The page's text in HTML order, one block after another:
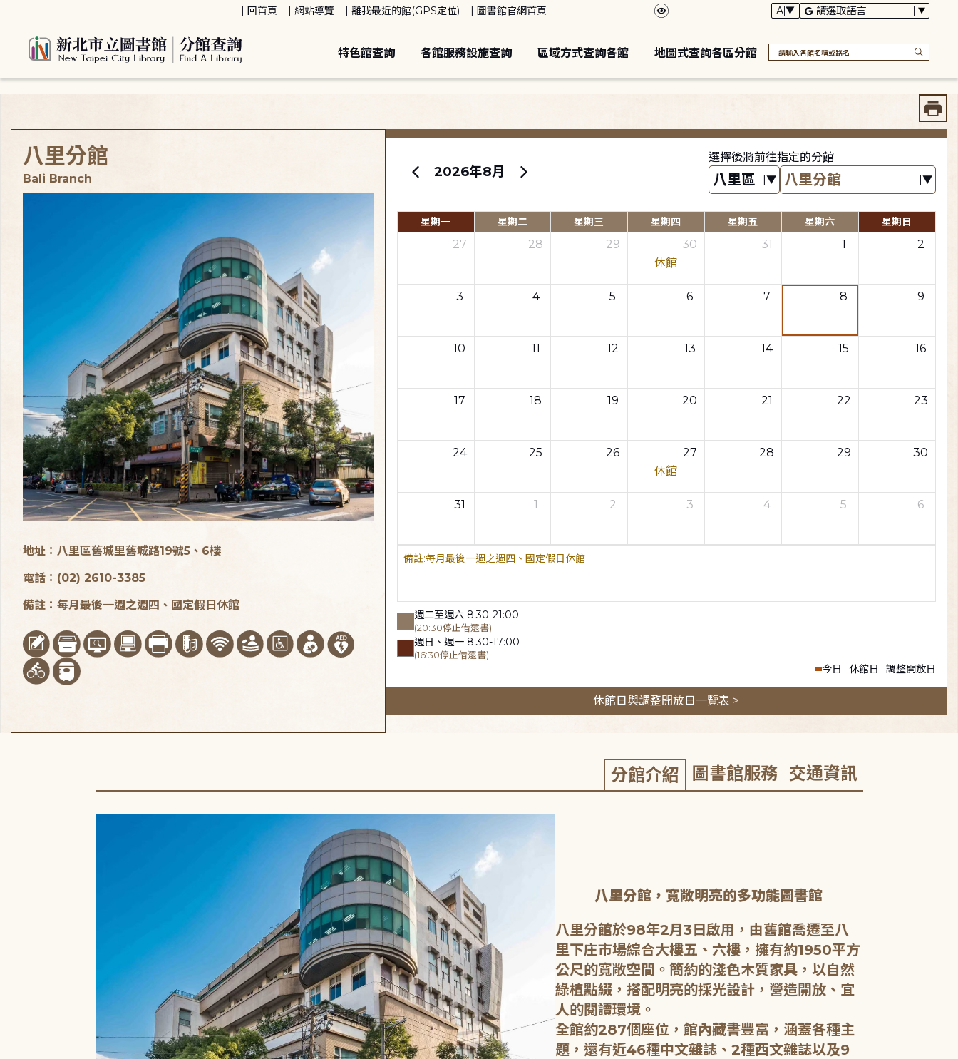
回首頁 網站導覽 離我最近的館(GPS定位) 圖書館官網首頁
特色館查詢 各館服務設施查詢 區域方式查詢各館 地圖式查詢各區分館
2026年8月
選擇後將前往指定的分館
星期一 星期二 星期三 星期四 星期五 星期六 星期日
27 28 29
30
休館
31 1 2
3 4 5 6 7 8 9
10 11 12 13 14 15 16
17 18 19 20 21 22 23
24 25 26
27
休館
28 29 30
31 1 2 3 4 5 6
每月最後一週之週四、國定假日休館
週二至週六 8:30-21:00
(20:30停止借還書)
週日、週一 8:30-17:00
(16:30停止借還書)
今日 休館日 調整開放日
休館日與調整開放日一覽表 >
八里分館
Bali Branch
地址：八里區舊城里舊城路19號5、6樓
電話：(02) 2610-3385
備註：每月最後一週之週四、國定假日休館
分館介紹 圖書館服務 交通資訊
八里分館，寬敞明亮的多功能圖書館
八里分館於98年2月3日啟用，由舊館喬遷至八
里下庄市場綜合大樓五、六樓，擁有約1950平方
公尺的寬敞空間。簡約的淺色木質家具，以自然
綠植點綴，搭配明亮的採光設計，營造開放、宜
人的閱讀環境。
全館約287個座位，館內藏書豐富，涵蓋各種主
題，還有近46種中文雜誌、2種西文雜誌以及9